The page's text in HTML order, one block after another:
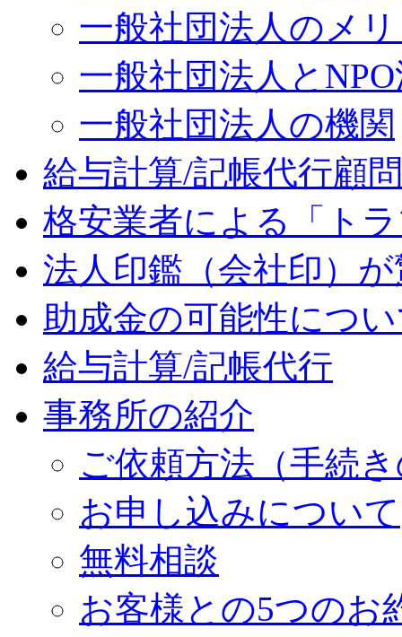
一般社団法人のメ
一般社団法人と
一般社団法人の機関
給与計算/記帳代行顧問
格安業者による「ト
法人印鑑（会社印）
助成金の可能性につ
給与計算/記帳代行
事務所の紹介
ご依頼方法（手続
お申し込みについて
無料相談
お客様との5つのお